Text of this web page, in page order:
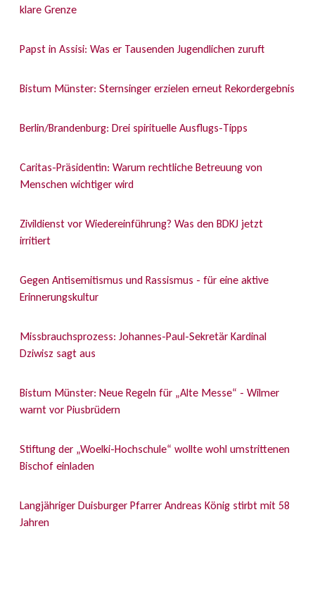
klare Grenze
Papst in Assisi: Was er Tausenden Jugendlichen zuruft
Bistum Münster: Sternsinger erzielen erneut Rekordergebnis
Berlin/Brandenburg: Drei spirituelle Ausflugs-Tipps
Caritas-Präsidentin: Warum rechtliche Betreuung von
Menschen wichtiger wird
Zivildienst vor Wiedereinführung? Was den BDKJ jetzt
irritiert
Gegen Antisemitismus und Rassismus - für eine aktive
Erinnerungskultur
Missbrauchsprozess: Johannes-Paul-Sekretär Kardinal
Dziwisz sagt aus
Bistum Münster: Neue Regeln für „Alte Messe“ - Wilmer
warnt vor Piusbrüdern
Stiftung der „Woelki-Hochschule“ wollte wohl umstrittenen
Bischof einladen
Langjähriger Duisburger Pfarrer Andreas König stirbt mit 58
Jahren